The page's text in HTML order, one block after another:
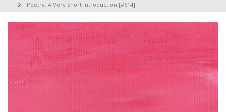
Poetry: A Very Short Introduction [#614]